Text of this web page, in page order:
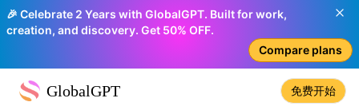
🎉 Celebrate 2 Years with GlobalGPT. Built for work,
creation, and discovery. Get 50% OFF.
Compare plans
GlobalGPT 免费开始